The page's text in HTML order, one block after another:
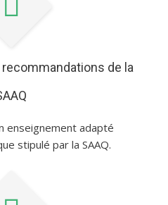
de la
enseignement adapté
stipulé par la SAAQ.